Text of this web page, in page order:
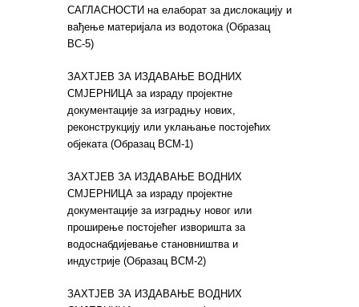
САГЛАСНОСТИ на елаборат за дислокацију и
вађење материјала из водотока (Образац
ВС-5)
ЗАХТЈЕВ ЗА ИЗДАВАЊЕ ВОДНИХ
СМЈЕРНИЦА за израду пројектне
документације за изградњу нових,
реконструкцију или уклањање постојећих
објеката (Образац ВСМ-1)
ЗАХТЈЕВ ЗА ИЗДАВАЊЕ ВОДНИХ
СМЈЕРНИЦА за израду пројектне
документације за изградњу новог или
проширење постојећег изворишта за
водоснабдијевање становништва и
индустрије (Образац ВСМ-2)
ЗАХТЈЕВ ЗА ИЗДАВАЊЕ ВОДНИХ